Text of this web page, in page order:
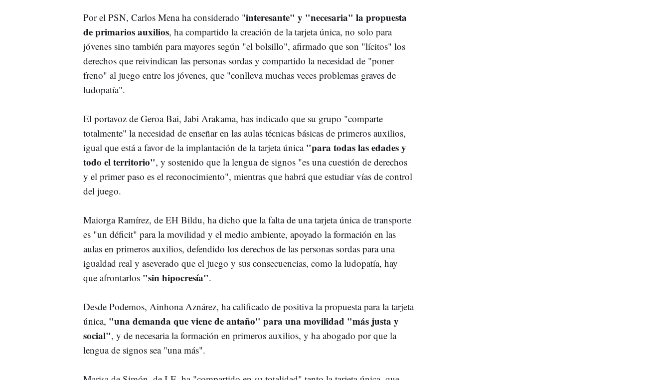
Por el PSN, Carlos Mena ha considerado "interesante" y "necesaria" la propuesta
de primarios auxilios, ha compartido la creación de la tarjeta única, no solo para
jóvenes sino también para mayores según "el bolsillo", afirmado que son "lícitos" los
derechos que reivindican las personas sordas y compartido la necesidad de "poner
freno" al juego entre los jóvenes, que "conlleva muchas veces problemas graves de
ludopatía".
El portavoz de Geroa Bai, Jabi Arakama, has indicado que su grupo "comparte
totalmente" la necesidad de enseñar en las aulas técnicas básicas de primeros auxilios,
igual que está a favor de la implantación de la tarjeta única"para todas las edades y
todo el territorio", y sostenido que la lengua de signos "es una cuestión de derechos
y el primer paso es el reconocimiento", mientras que habrá que estudiar vías de control
del juego.
Maiorga Ramírez, de EH Bildu, ha dicho que la falta de una tarjeta única de transporte
es "un déficit" para la movilidad y el medio ambiente, apoyado la formación en las
aulas en primeros auxilios, defendido los derechos de las personas sordas para una
igualdad real y aseverado que el juego y sus consecuencias, como la ludopatía, hay
que afrontarlos"sin hipocresía".
Desde Podemos, Ainhona Aznárez, ha calificado de positiva la propuesta para la tarjeta
única, "una demanda que viene de antaño" para una movilidad "más justa y
social", y de necesaria la formación en primeros auxilios, y ha abogado por que la
lengua de signos sea "una más".